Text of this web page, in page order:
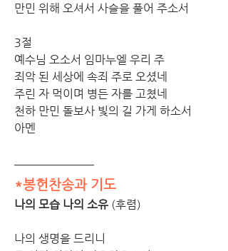
만민 위해 오셔서 사슬을 풀어 주소서
3절
예수님 오소서 임마누엘 우리 주
죄악 된 세상에 속죄 주로 오셨네
주린 자 먹이며 병든 자를 고쳤네
천하 만민 돌보사 빛의 길 가게 하소서
아멘
*봉헌찬송과 기도
나의 모습 나의 소유 (후렴)
나의 생명을 드리니